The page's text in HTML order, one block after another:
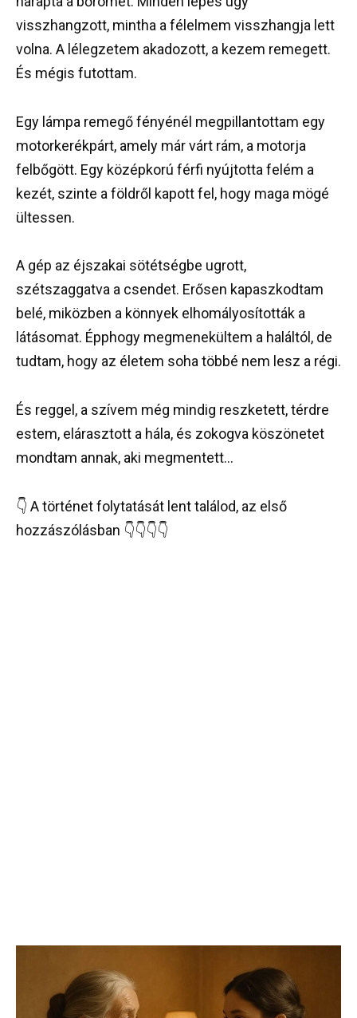
visszhangzott, mintha a félelmem visszhangja lett
volna. A lélegzetem akadozott, a kezem remegett.
És mégis futottam.
Egy lámpa remegő fényénél megpillantottam egy
motorkerékpárt, amely már várt rám, a motorja
felbőgött. Egy középkorú férfi nyújtotta felém a
kezét, szinte a földről kapott fel, hogy maga mögé
ültessen.
A gép az éjszakai sötétségbe ugrott,
szétszaggatva a csendet. Erősen kapaszkodtam
belé, miközben a könnyek elhomályosították a
látásomat. Épphogy megmenekültem a haláltól, de
tudtam, hogy az életem soha többé nem lesz a régi.
És reggel, a szívem még mindig reszketett, térdre
estem, elárasztott a hála, és zokogva köszönetet
mondtam annak, aki megmentett…
👇 A történet folytatását lent találod, az első
hozzászólásban 👇👇👇👇